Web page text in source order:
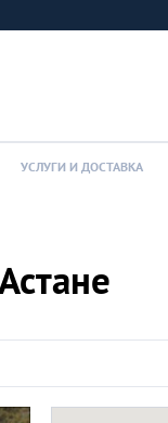
УСЛУГИ И ДОСТАВКА